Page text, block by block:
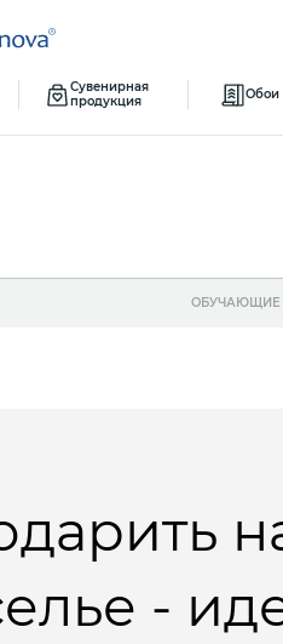
Сувенирная
продукция
Обои
ОБУЧАЮЩИЕ
-